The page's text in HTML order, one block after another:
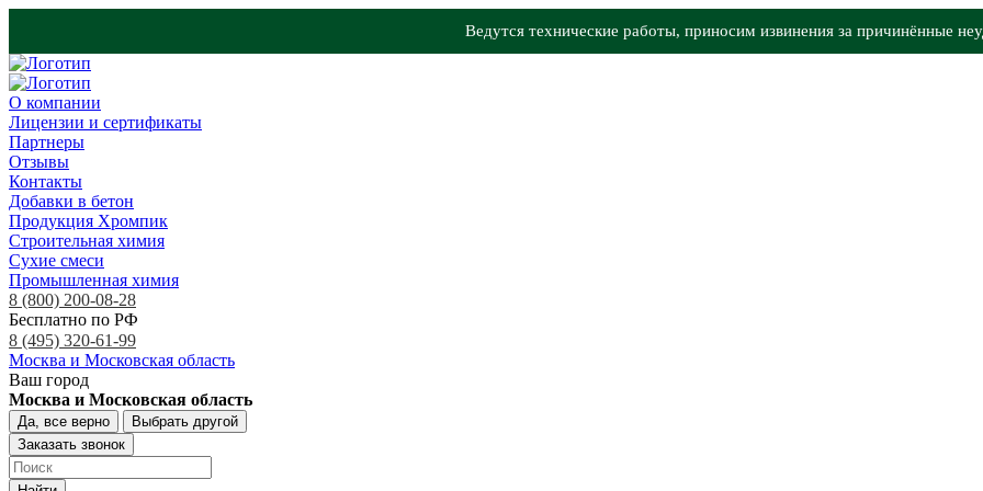
Ведутся технические работы, приносим извинения за причинённые
О компании
Лицензии и сертификаты
Партнеры
Отзывы
Контакты
Добавки в бетон
Продукция Хромпик
Строительная химия
Сухие смеси
Промышленная химия
8 (800) 200-08-28
Бесплатно по РФ
8 (495) 320-61-99
Москва и Московская область
Ваш город
Москва и Московская область
Да, все верно
Выбрать другой
Заказать звонок